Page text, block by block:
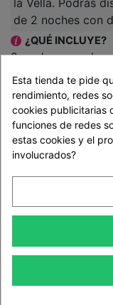
de 2 noches con
¿QUÉ INCLUYE?
2 noches con
2
Esta tienda te pide
rendimiento, redes
cookies publicitarias
funciones de redes
estas cookies y el
involucrados?